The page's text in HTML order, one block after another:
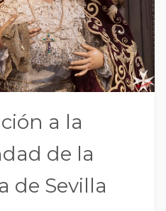
a la
de la
de Sevilla